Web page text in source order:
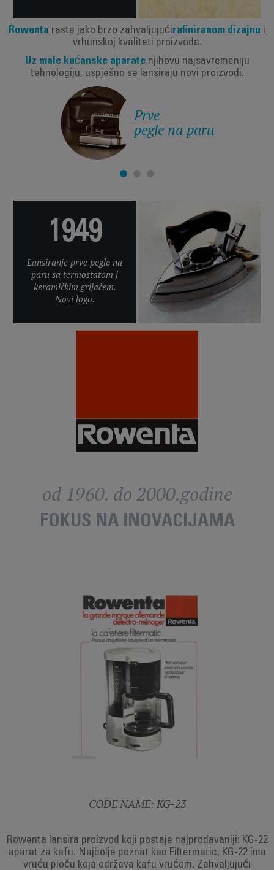
Rowenta raste jako brzo zahvaljujućirafiniranom dizajnu i
vrhunskoj kvaliteti proizvoda.
Uz male kućanske aparatenjihovu najsavremeniju
tehnologiju, uspješno se lansiraju novi proizvodi.
Prve
pegle na paru
1949
Lansiranje prve pegle na
paru sa termostatom i
keramičkim grijačem.
Novi logo.
od 1960. do 2000.godine
FOKUS NA INOVACIJAMA
CODE NAME: KG-23
Rowenta lansira proizvod koji postaje najprodavaniji: KG-22
aparat za kafu. Najbolje poznat kao Filtermatic, KG-22 ima
vruću ploču koja održava kafu vrućom. Zahvaljujući